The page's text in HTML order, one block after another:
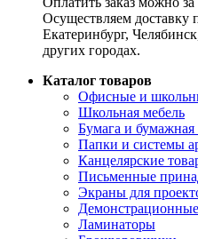
Осуществляем
Екатеринбург,
других городах.
Каталог товаров
Офисные и
Школьная мебель
Бумага и
Папки и системы
Канцелярские
Письменные
Экраны для
Ламинаторы